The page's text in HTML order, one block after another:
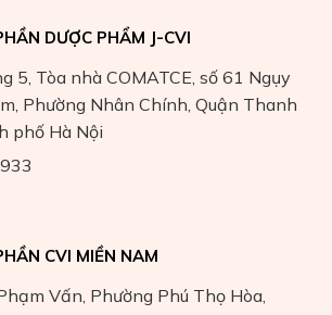
DƯỢC PHẨM J-CVI
5, Tòa nhà COMATCE, số 61 Ngụy
Phường Nhân Chính, Quận Thanh
phố Hà Nội
CVI MIỀN NAM
Vấn, Phường Phú Thọ Hòa,